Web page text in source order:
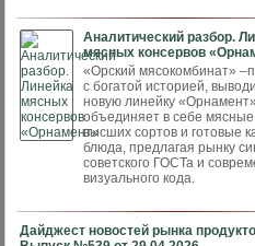
Аналитический разбор.
мясных консервов
«Орский мясокомбинат»
с богатой историей,
новую линейку
объединяет в себе
высших сортов и готовые
блюда, предлагая рынку
советского ГОСТа и
визуального кода.
Дайджест новостей рынка